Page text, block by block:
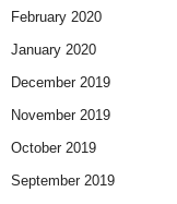
February 2020
January 2020
December 2019
November 2019
October 2019
September 2019